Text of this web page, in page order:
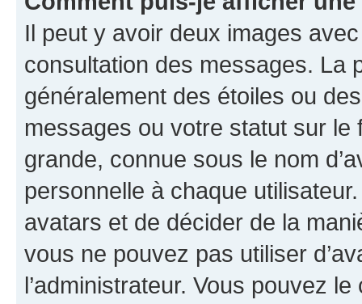
Il peut y avoir deux images
consultation des messages. La
généralement des étoiles ou
messages ou votre statut sur
grande, connue sous le nom
personnelle à chaque utilisateur.
avatars et de décider de la
vous ne pouvez pas utiliser
l’administrateur. Vous pouvez